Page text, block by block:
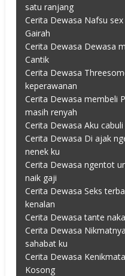
satu ranjang
Cerita Dewasa Nafsu
Gairah
Cerita Dewasa Dewasa
Cantik
Cerita Dewasa
keperawanan
Cerita Dewasa membeli
masih renyah
Cerita Dewasa Aku
Cerita Dewasa Di ajak
nenek ku
Cerita Dewasa ngentot
naik gaji
Cerita Dewasa Seks
kenalan
Cerita Dewasa tante
Cerita Dewasa
sahabat ku
Cerita Dewasa
Kosong